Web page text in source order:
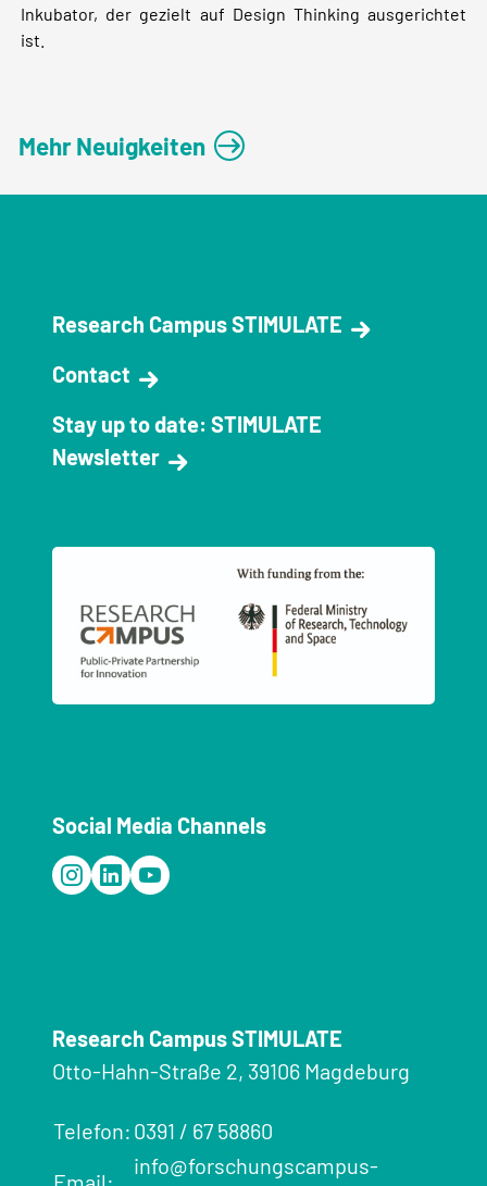
Inkubator, der gezielt auf Design Thinking ausgerichtet
ist.
Mehr Neuigkeiten
Research Campus STIMULATE
Contact
Stay up to date: STIMULATE
Newsletter
Social Media Channels
Research Campus STIMULATE
Otto-Hahn-Straße 2, 39106 Magdeburg
Telefon: 0391 / 67 58860
info@forschungscampus-